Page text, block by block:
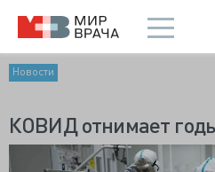
Новости
КОВИД отнимает